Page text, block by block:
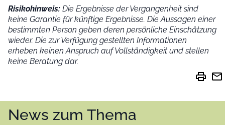
Risikohinweis: Die Ergebnisse der Vergangenheit sind
keine Garantie für künftige Ergebnisse. Die Aussagen einer
bestimmten Person geben deren persönliche Einschätzung
wieder. Die zur Verfügung gestellten Informationen
erheben keinen Anspruch auf Vollständigkeit und stellen
keine Beratung dar.
print mail
News zum Thema